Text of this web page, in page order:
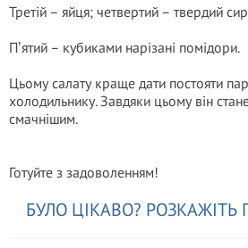
Третій – яйця; четвертий – твердий
Пʼятий – кубиками нарізані помідори.
Цьому салату краще дати постояти
холодильнику. Завдяки цьому він
смачнішим.
Готуйте з задоволенням!
БУЛО ЦІКАВО?